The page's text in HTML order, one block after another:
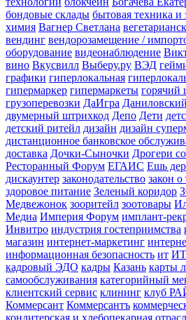
бондовые склады бытовая техника и
химия Вагнер Светлана
вендинг вендорозамещение /
оборудование видеонаблюдение
вино Вкусвилл Выберу.ру ВЭД
графики гиперлокальная
гипермаркер гипермаркеты горячий
грузоперевозки ДаИгра
двумерный штрихкод Депо Дети
детский ритейл дизайн дизайн
дистанционное банковское
доставка Дочки-Сыночки Дрогери
Ресторанный Форум ЕГАИС Ешь
дискаунтер законодательство закон о
здоровое питание Зеленый коридор
Медвежонок зооритейл зоотовары
Медиа Империя Форум имплант-
Инвитро индустрия гостеприимства
магазин интернет-маркетинг
информационная безопасность ит ИТ
кадровый ЭДО кадры Казань карты
самообслуживания категорийный
клиентский сервис клининг клуб
Коммерсант Коммерсантъ
кондитерская и хлебопекарная